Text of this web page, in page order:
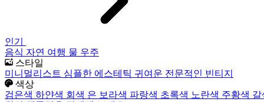
인기
음식 자연 여행 물 우주
스타일
미니멀리스트 심플한 에스테틱 귀여운 전문적인 빈티지
색상
검은색 하얀색 회색 은 보라색 파랑색 초록색 노란색 주황색